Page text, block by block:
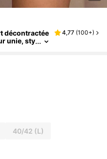
décontractée
unie, sty
4,77 (100+)
40/42 (L)